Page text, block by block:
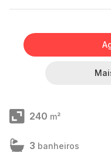
240 m²
3 banheiros